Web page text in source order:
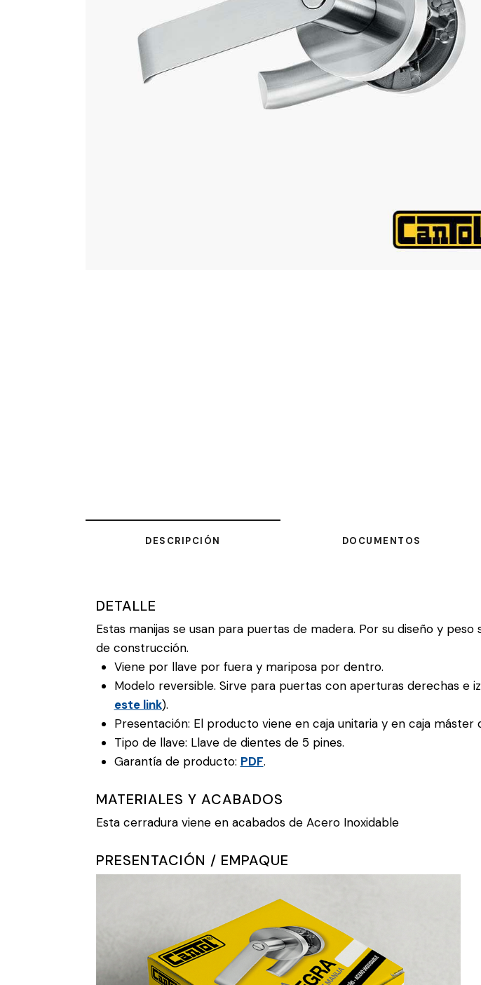
DESCRIPCIÓN DOCUMENTOS
DETALLE
Estas manijas se usan para puertas de madera. Por su diseño y
de construcción.
Viene por llave por fuera y mariposa por dentro.
Modelo reversible. Sirve para puertas con aperturas derechas e
este link).
Presentación: El producto viene en caja unitaria y en caja máster
Tipo de llave: Llave de dientes de 5 pines.
Garantía de producto: PDF.
MATERIALES Y ACABADOS
Esta cerradura viene en acabados de Acero Inoxidable
PRESENTACIÓN / EMPAQUE